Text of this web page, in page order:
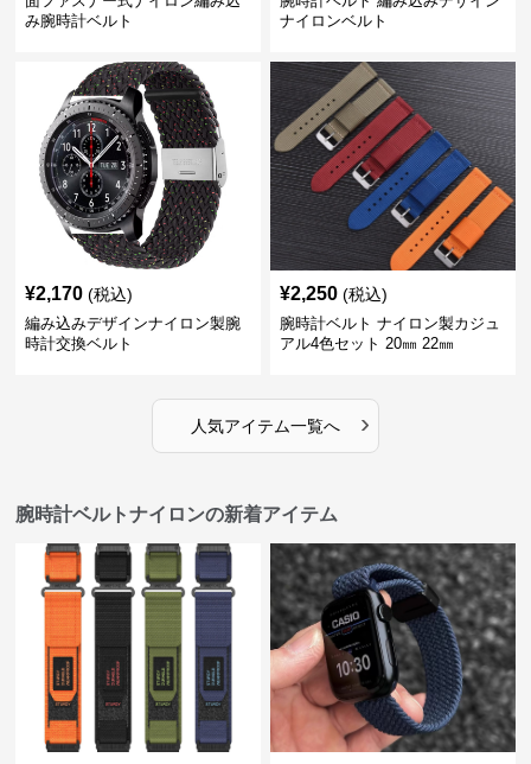
み腕時計ベルト
ナイロンベルト
¥2,170 (税込)
編み込みデザインナイロン製腕
時計交換ベルト
¥2,250 (税込)
腕時計ベルト ナイロン製カジュ
アル4色セット 20㎜ 22㎜
人気アイテム一覧へ ›
腕時計ベルトナイロンの新着アイテム